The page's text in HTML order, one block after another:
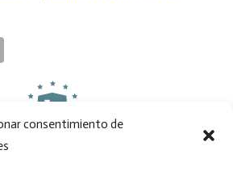
consentimiento de
que la información proporcionada se transfiera a